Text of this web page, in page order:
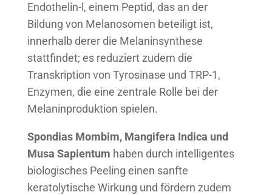
Endothelin-l, einem Peptid, das an der
Bildung von Melanosomen beteiligt ist,
innerhalb derer die Melaninsynthese
stattfindet; es reduziert zudem die
Transkription von Tyrosinase und TRP-1,
Enzymen, die eine zentrale Rolle bei der
Melaninproduktion spielen.
Spondias Mombim, Mangifera Indica und
Musa Sapientum haben durch intelligentes
biologisches Peeling einen sanfte
keratolytische Wirkung und fördern zudem